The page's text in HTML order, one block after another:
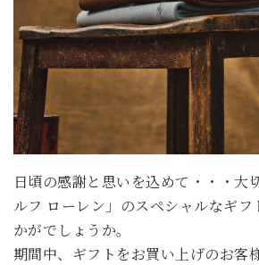
日頃の感謝と思いを込めて・・・
ルフ ローレン」のスペシャルなギフ
かがでしょうか。
期間中、ギフトをお買い上げのお客